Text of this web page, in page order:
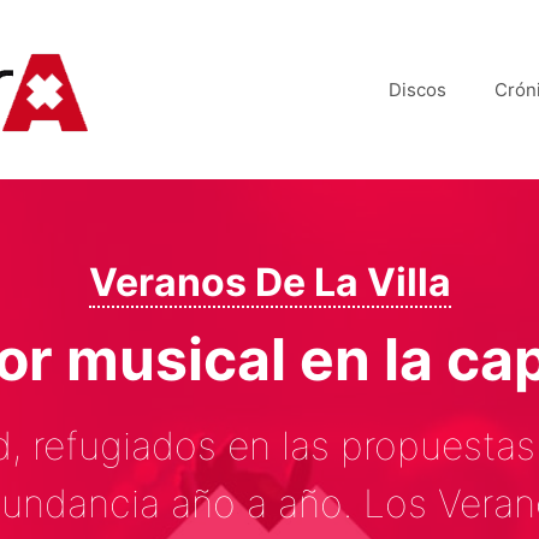
Discos
Veranos De La Villa
musical en la
refugiados en las
año a año. Los